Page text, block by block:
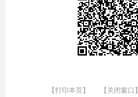
【打印本页】 【关闭窗口】